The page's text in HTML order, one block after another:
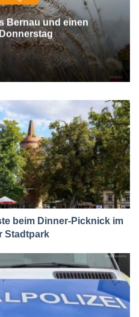
Bernau und einen
beim Dinner-Picknick im
Stadtpark